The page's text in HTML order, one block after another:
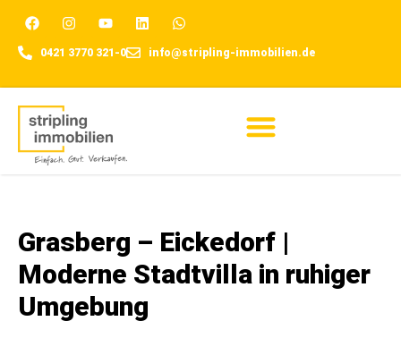
0421 3770 321-0 info@stripling-immobilien.de
Grasberg – Eickedorf |
Moderne Stadtvilla in ruhiger
Umgebung